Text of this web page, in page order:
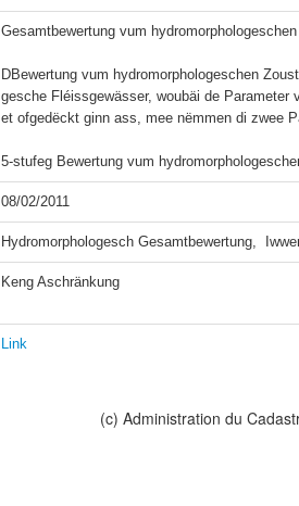
Gesamtbewertung vum
DBewertung vum hydromorphologeschen
gesche Fléissgewässer, woubäi de Parameter
et ofgedëckt ginn ass, mee nëmmen di zwee
08/02/2011
Hydromorphologesch Gesamtbewertung,
Keng Aschränkung
Link
(c) Administration du